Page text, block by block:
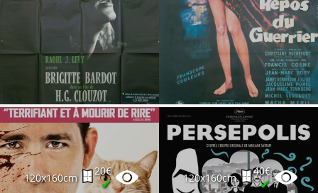
120x160cm
20€
✔ 120x160cm
40€
✔